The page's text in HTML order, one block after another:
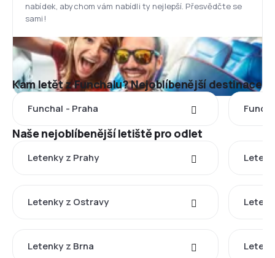
nabídek, abychom vám nabídli ty nejlepší. Přesvědčte se
sami!
Kam letět z Funchalu? Nejoblíbenější destinace
Funchal - Praha
Naše nejoblíbenější letiště pro odlet
Letenky z Prahy
Letenky z Ostravy
Letenky z Brna